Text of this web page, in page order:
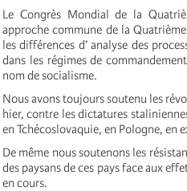
Le Congrès Mondial de la
approche commune de la
les différences d’ analyse des
dans les régimes de
nom de socialisme.
Nous avons toujours soutenu les
hier, contre les dictatures
en Tchécoslovaquie, en Pologne, en
De même nous soutenons les
des paysans de ces pays face aux
en cours.